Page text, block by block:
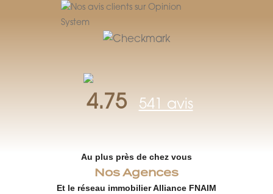
4.75 541 avis
Au plus près de chez vous
Nos Agences
Et le réseau immobilier Alliance FNAIM